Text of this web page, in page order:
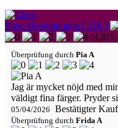
Shop Bewertungen ( 216 )
(4,8/5)
Überprüfung durch Pia A
Jag är mycket nöjd med
väldigt fina färger. Pryder
05/04/2026 Bestätigter Kauf
Überprüfung durch Frida A